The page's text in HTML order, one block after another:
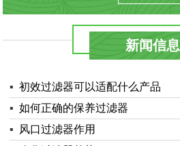
新闻信息
▪ 初效过滤器可以适配什么产品
▪ 如何正确的保养过滤器
▪
风口过滤器作用